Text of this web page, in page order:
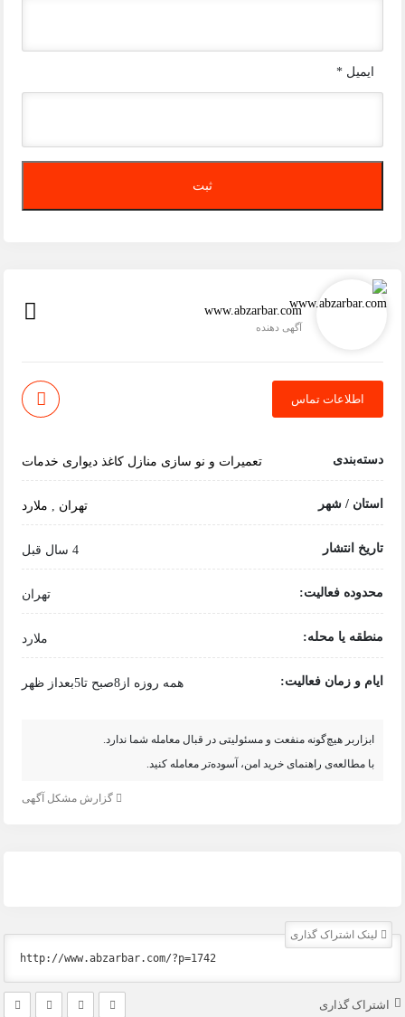
ایمیل*
www.abzarbar.com
آگهی دهنده
اطلاعات تماس
دسته‌بندی تعمیرات و نو سازی منازل کاغذ دیواری خدمات
استان / شهر تهران ملارد
تاریخ انتشار 4 سال قبل
محدوده فعالیت: تهران
منطقه یا محله: ملارد
ایام و زمان فعالیت: همه روزه از8صبح تا5بعداز ظهر
ابزاربر هیچ‌گونه منفعت و مسئولیتی در قبال معامله شما ندارد.
با مطالعه‌ی راهنمای خرید امن، آسوده‌تر معامله کنید.
گزارش مشکل آگهی
لینک اشتراک گذاری
اشتراک گذاری